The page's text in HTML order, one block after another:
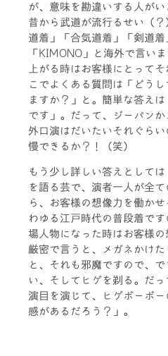
が、意味を勘違いする人がい
昔から武道が流行るせい（
道着」「合気道着」「剣道
「KIMONO」と海外で言い
上がる時はお客様にとって
こでよくある質問は「どう
ますか？」と。簡単な答え
です」。だって、ジーパン
外口演はだいたいそれぐら
慢できるか？！（笑）
もう少し詳しい答えとして
を語る芸で、演者一人が全
ら、お客様の想像力を働か
わゆる江戸時代の普段着で
場人物になった時はお客様の
厳密で言うと、メガネかけ
と、それも邪魔ですので、
い、そしてヒゲを剃る。だ
演目を演じて、ヒゲボーボ
感があるだろう？」。